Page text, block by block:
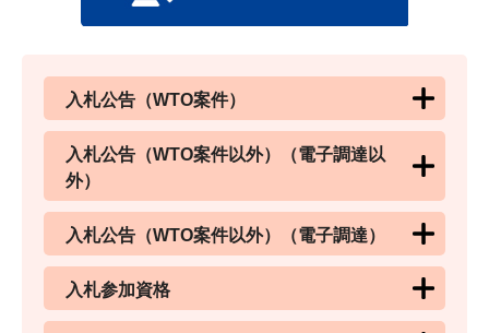
入札公告（WTO案件）
入札公告（WTO案件以外）（電子調達以
外）
入札公告（WTO案件以外）（電子調達）
入札参加資格